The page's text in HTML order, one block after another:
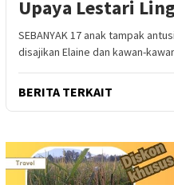
Upaya Lestari
SEBANYAK 17 anak tampak
disajikan Elaine dan kawan-
BERITA TERKAIT